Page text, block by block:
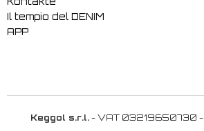
Il tempio del DENIM
APP
Keggol s.r.l.- VAT 03219650730 -